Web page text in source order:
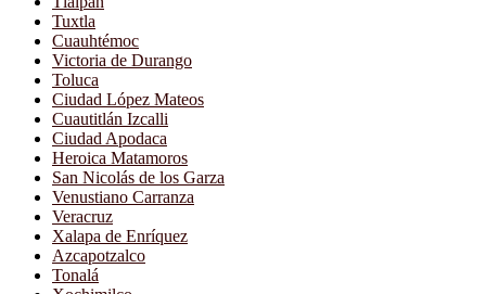
Tuxtla
Cuauhtémoc
Victoria de Durango
Toluca
Ciudad López Mateos
Cuautitlán Izcalli
Ciudad Apodaca
Heroica Matamoros
San Nicolás de los Garza
Venustiano Carranza
Veracruz
Xalapa de Enríquez
Azcapotzalco
Tonalá